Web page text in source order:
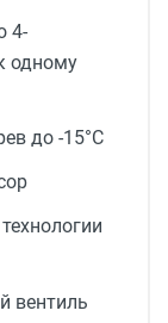
4-
одному
до -15°C
вентиль